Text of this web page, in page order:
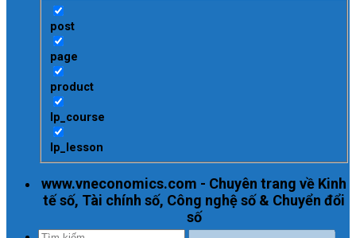
post
page
product
lp_course
lp_lesson
www.vneconomics.com - Chuyên trang về Kinh
tế số, Tài chính số, Công nghệ số & Chuyển đổi
số